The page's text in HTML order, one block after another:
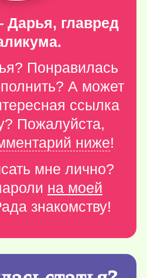
главред
Понравилась
А может
ссылка
Пожалуйста,
ниже!
мне лично?
на моей
знакомству!